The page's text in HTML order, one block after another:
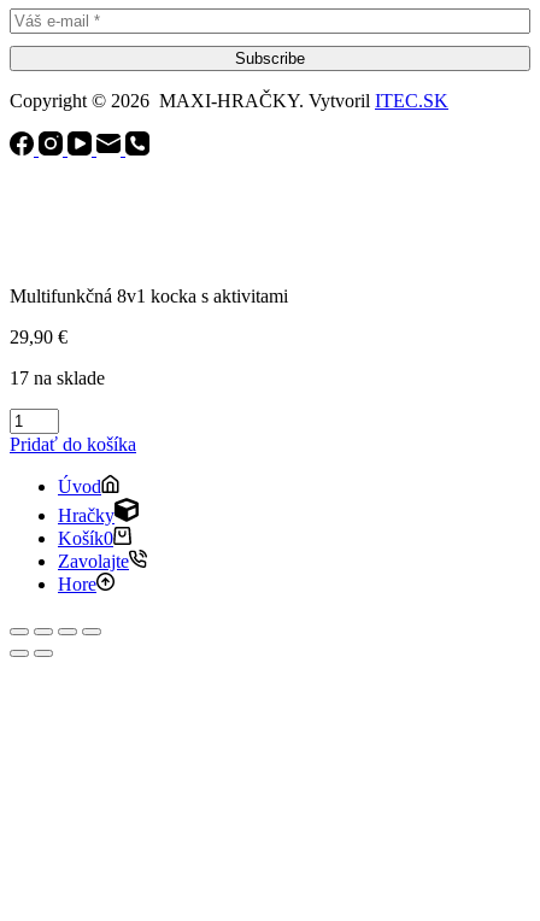
Subscribe
Copyright © 2026 MAXI-HRAČKY. Vytvoril ITEC.SK
Multifunkčná 8v1 kocka s aktivitami
29,90 €
17 na sklade
množstvo
Multifunkčná
kocka
aktivitami
Pridať do košíka
Úvod
Hračky
Košík0
Zavolajte
Hore